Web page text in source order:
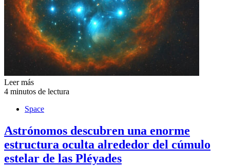
Leer más
4 minutos de lectura
Space
Astrónomos descubren una enorme
estructura oculta alrededor del cúmulo
estelar de las Pléyades